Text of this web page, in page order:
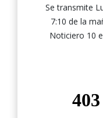
Se transmite
7:10 de la
Noticiero 10